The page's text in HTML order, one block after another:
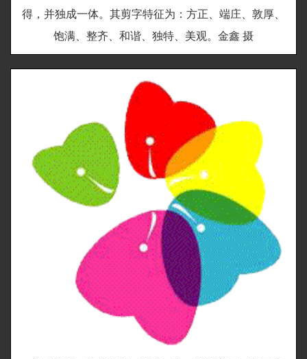
得，并独成一体。其剪字特征为：方正、端庄、敦厚、
饱满、整齐、和谐、独特、美观。金鑫 摄